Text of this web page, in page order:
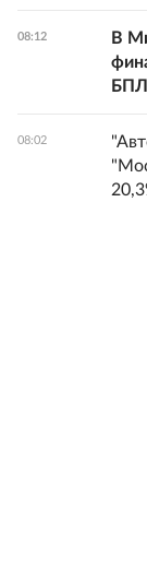
08:12
В
08:02